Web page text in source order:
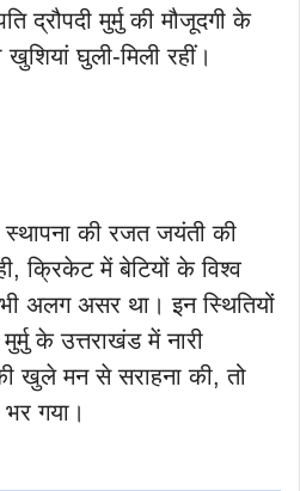
द्रौपदी मुर्मु की मौजूदगी के
घुली-मिली रहीं।
की रजत जयंती की
क्रिकेट में बेटियों के विश्व
अलग असर था। इन स्थितियों
के उत्तराखंड में नारी
खुले मन से सराहना की, तो
गया।